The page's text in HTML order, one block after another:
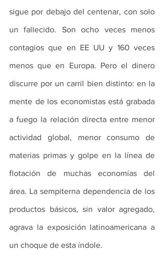
sigue por debajo del centenar, con solo
un fallecido. Son ocho veces menos
contagios que en EE UU y 160 veces
menos que en Europa. Pero el dinero
discurre por un carril bien distinto: en la
mente de los economistas está grabada
a fuego la relación directa entre menor
actividad global, menor consumo de
materias primas y golpe en la línea de
flotación de muchas economías del
área. La sempiterna dependencia de los
productos básicos, sin valor agregado,
agrava la exposición latinoamericana a
un choque de esta índole.